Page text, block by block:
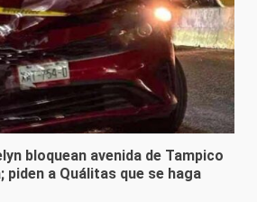
bloquean avenida de Tampico
a Quálitas que se haga